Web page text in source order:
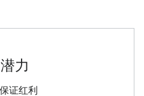
力
证红利